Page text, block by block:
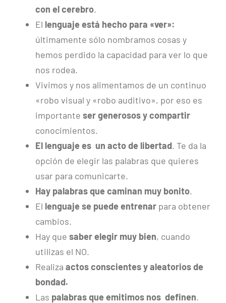
con el cerebro.
El lenguaje está hecho para «ver»:
últimamente sólo nombramos cosas y
hemos perdido la capacidad para ver lo que
nos rodea.
Vivimos y nos alimentamos de un continuo
«robo visual y «robo auditivo», por eso es
importante ser generosos y compartir
conocimientos.
El lenguaje es un acto de libertad. Te da la
opción de elegir las palabras que quieres
usar para comunicarte.
Hay palabras que caminan muy bonito.
El lenguaje se puede entrenar para obtener
cambios.
Hay que saber elegir muy bien, cuando
utilizas el NO.
Realiza actos conscientes y aleatorios de
bondad.
Las palabras que emitimos nos definen.